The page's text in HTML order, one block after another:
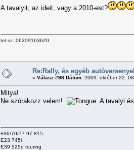
A tavalyit, az ideit, vagy a 2010-est?
tel.sz.:06209163620
Re:Rally, és egyéb
« Válasz #98 Dátum: 2009. október 22.
Mitya!
Ne szórakozz velem!
A tavalyi
+36/70/77-97-815
E23 745i
E39 525d touring